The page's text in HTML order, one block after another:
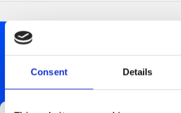
Consent Details
BLIJF OP DE HOOGTE!